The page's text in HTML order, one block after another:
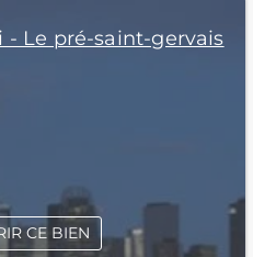
- Le pré-saint-gervais
CE BIEN